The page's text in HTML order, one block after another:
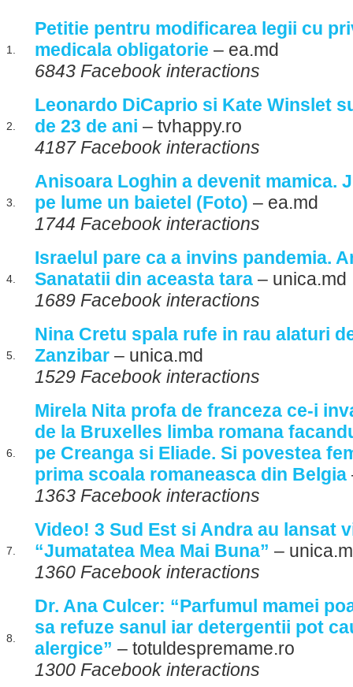
1.
Petitie pentru modificarea legii cu
medicala obligatorie – ea.md
6843 Facebook interactions
2.
Leonardo DiCaprio si Kate Winslet
de 23 de ani – tvhappy.ro
4187 Facebook interactions
3.
Anisoara Loghin a devenit mamica.
pe lume un baietel (Foto) – ea.md
1744 Facebook interactions
4.
Israelul pare ca a invins pandemia.
Sanatatii din aceasta tara – unica.md
1689 Facebook interactions
5.
Nina Cretu spala rufe in rau alaturi
Zanzibar – unica.md
1529 Facebook interactions
6.
Mirela Nita profa de franceza ce-i
de la Bruxelles limba romana
pe Creanga si Eliade. Si povestea
prima scoala romaneasca din Belgia
1363 Facebook interactions
7.
Video! 3 Sud Est si Andra au lansat
“Jumatatea Mea Mai Buna” –
1360 Facebook interactions
8.
Dr. Ana Culcer: “Parfumul mamei
sa refuze sanul iar detergentii pot
alergice” – totuldespremame.ro
1300 Facebook interactions